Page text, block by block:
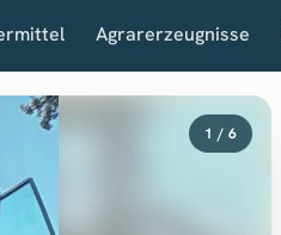
Agrarerzeugnisse
1 / 6